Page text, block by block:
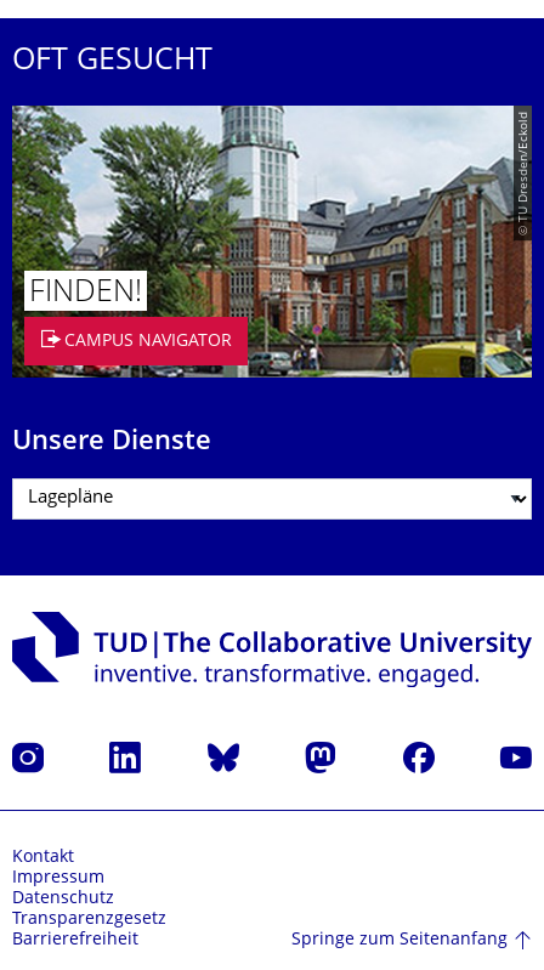
OFT GESUCHT
© TU Dresden/Eckold
FINDEN!
CAMPUS NAVIGATOR
Unsere Dienste
Instagram LinkedIn Bluesky Mastodon Facebook
Kontakt
Impressum
Datenschutz
Transparenzgesetz
Barrierefreiheit
Springe zum Seitenanfang